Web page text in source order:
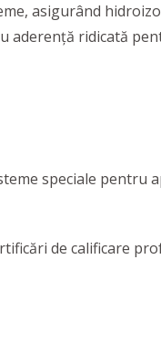
asigurând
aderență ridicată
speciale pentru
de calificare